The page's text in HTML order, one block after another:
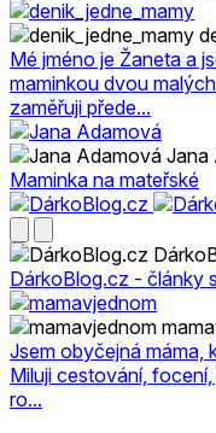
Mé jméno je Žaneta a
maminkou dvou
zaměřuji přede...
Jana
Maminka na mateřské
DárkoBlog.cz - články
Jsem obyčejná máma,
Miluji cestování,
ro...